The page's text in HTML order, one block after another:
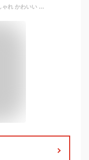
トートバッグ レディース 軽い 好評 おしゃれ かわいい ナイロン ファスナー 縦型 通勤 通学 シンプル 無地 ショルダーバッグ 軽量 ビジネスバッグ 肩掛け 手さげ 2way 40代 大学生 大人 かわいい ママバッグ マザーズバッグ A4